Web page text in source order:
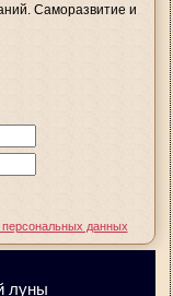
Саморазвитие и
персональных данных
луны